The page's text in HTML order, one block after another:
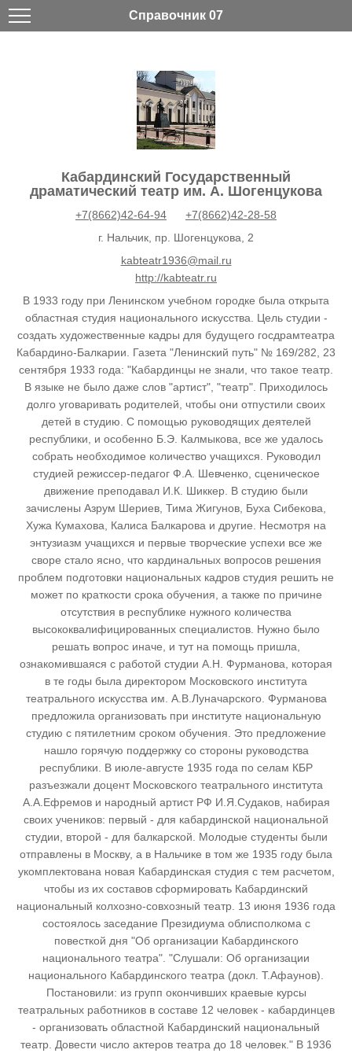
Справочник 07
Кабардинский Государственный
драматический театр им. А. Шогенцукова
+7(8662)42-64-94
+7(8662)42-28-58
г. Нальчик, пр. Шогенцукова, 2
kabteatr1936@mail.ru
http://kabteatr.ru
В 1933 году при Ленинском учебном городке была открыта
областная студия национального искусства. Цель студии -
создать художественные кадры для будущего госдрамтеатра
Кабардино-Балкарии. Газета "Ленинский путь" № 169/282, 23
сентября 1933 года: "Кабардинцы не знали, что такое театр.
В языке не было даже слов "артист", "театр". Приходилось
долго уговаривать родителей, чтобы они отпустили своих
детей в студию. С помощью руководящих деятелей
республики, и особенно Б.Э. Калмыкова, все же удалось
собрать необходимое количество учащихся. Руководил
студией режиссер-педагог Ф.А. Шевченко, сценическое
движение преподавал И.К. Шиккер. В студию были
зачислены Азрум Шериев, Тима Жигунов, Буха Сибекова,
Хужа Кумахова, Калиса Балкарова и другие. Несмотря на
энтузиазм учащихся и первые творческие успехи все же
своре стало ясно, что кардинальных вопросов решения
проблем подготовки национальных кадров студия решить не
может по краткости срока обучения, а также по причине
отсутствия в республике нужного количества
высококвалифицированных специалистов. Нужно было
решать вопрос иначе, и тут на помощь пришла,
ознакомившаяся с работой студии А.Н. Фурманова, которая
в те годы была директором Московского института
театрального искусства им. А.В.Луначарского. Фурманова
предложила организовать при институте национальную
студию с пятилетним сроком обучения. Это предложение
нашло горячую поддержку со стороны руководства
республики. В июле-августе 1935 года по селам КБР
разъезжали доцент Московского театрального института
А.А.Ефремов и народный артист РФ И.Я.Судаков, набирая
своих учеников: первый - для кабардинской национальной
студии, второй - для балкарской. Молодые студенты были
отправлены в Москву, а в Нальчике в том же 1935 году была
укомплектована новая Кабардинская студия с тем расчетом,
чтобы из их составов сформировать Кабардинский
национальный колхозно-совхозный театр. 13 июня 1936 года
состоялось заседание Президиума облисполкома с
повесткой дня "Об организации Кабардинского
национального театра". "Слушали: Об организации
национального Кабардинского театра (докл. Т.Афаунов).
Постановили: из групп окончивших краевые курсы
театральных работников в составе 12 человек - кабардинцев
- организовать областной Кабардинский национальный
театр. Довести число актеров театра до 18 человек." В 1936